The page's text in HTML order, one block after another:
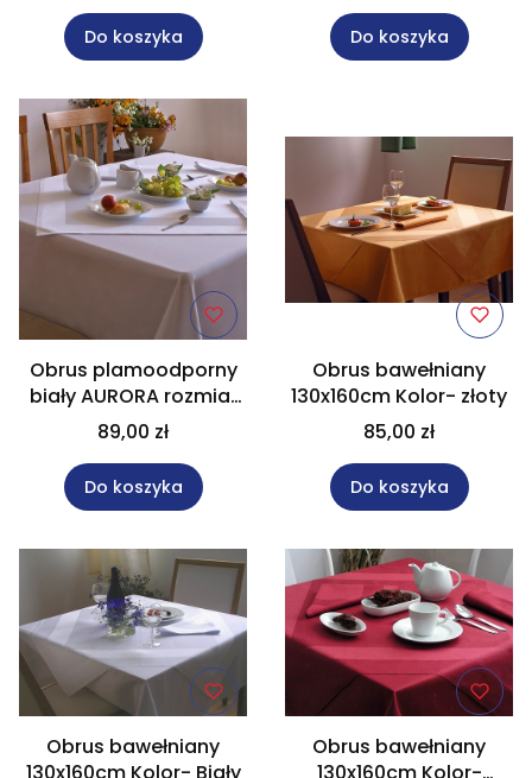
Do koszyka Do koszyka
Obrus plamoodporny
biały AURORA rozmiar
140x140 cm
89,00 zł
Do koszyka
Obrus bawełniany
130x160cm Kolor- złoty
85,00 zł
Do koszyka
Obrus bawełniany
130x160cm Kolor- Biały
Obrus bawełniany
130x160cm Kolor-